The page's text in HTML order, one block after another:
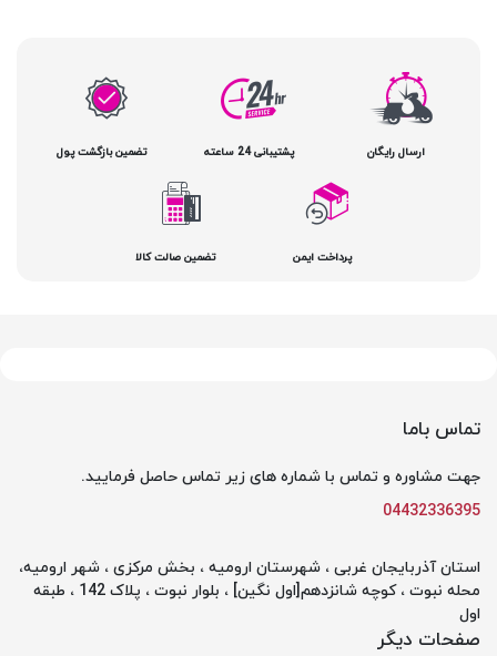
ارسال رایگان پشتیبانی 24 ساعته تضمین بازگشت پول
پرداخت ایمن تضمین صالت کالا
تماس باما
جهت مشاوره و تماس با شماره های زیر تماس حاصل فرمایید.
04432336395
استان آذربایجان غربی ، شهرستان ارومیه ، بخش مرکزی ، شهر ارومیه،
محله نبوت ، کوچه شانزدهم[اول نگین] ، بلوار نبوت ، پلاک 142 ، طبقه
اول
صفحات دیگر